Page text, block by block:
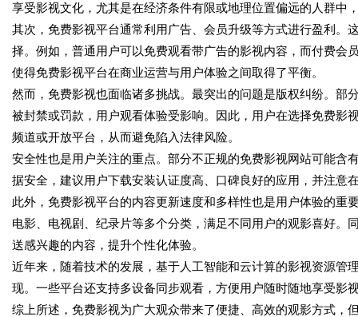
享受影视文化，尤其是在经济条件有限或地理位置偏远的人群中
其次，免费影视平台通常利用广告、会员升级等方式进行盈利。
择。例如，普通用户可以免费观看带广告的影视内容，而付费会
使得免费影视平台在商业运营与用户体验之间取得了平衡。
然而，免费影视也面临诸多挑战。最突出的问题是版权纠纷。部
被封禁或罚款，用户观看体验受影响。因此，用户在选择免费影
频道或开放平台，从而避免陷入法律风险。
安全性也是用户关注的重点。部分不正规的免费影视网站可能含
据安全，建议用户下载安装认证度高、口碑良好的应用，并注意
此外，免费影视平台的内容更新速度和多样性也是用户体验的
电影、电视剧、纪录片等多个分类，满足不同用户的观影喜好
送感兴趣的内容，提升个性化体验。
近年来，随着技术的发展，基于人工智能和云计算的影视资源管
现。一些平台还支持多设备同步观看，方便用户随时随地享受影
综上所述，免费影视为广大观众带来了便捷、高效的观影方式，